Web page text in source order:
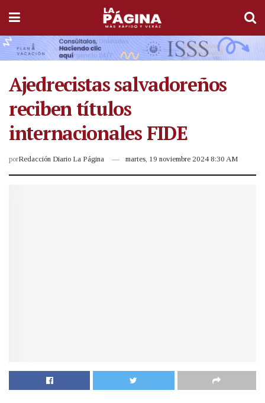
Ajedrecistas salvadoreños
reciben títulos
internacionales FIDE
porRedacción Diario La Página martes, 19 noviembre 2024 8:30 AM